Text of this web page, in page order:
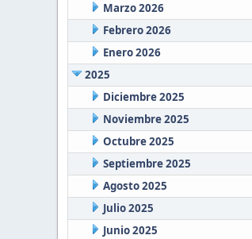
Marzo 2026
Febrero 2026
Enero 2026
2025
Diciembre 2025
Noviembre 2025
Octubre 2025
Septiembre 2025
Agosto 2025
Julio 2025
Junio 2025